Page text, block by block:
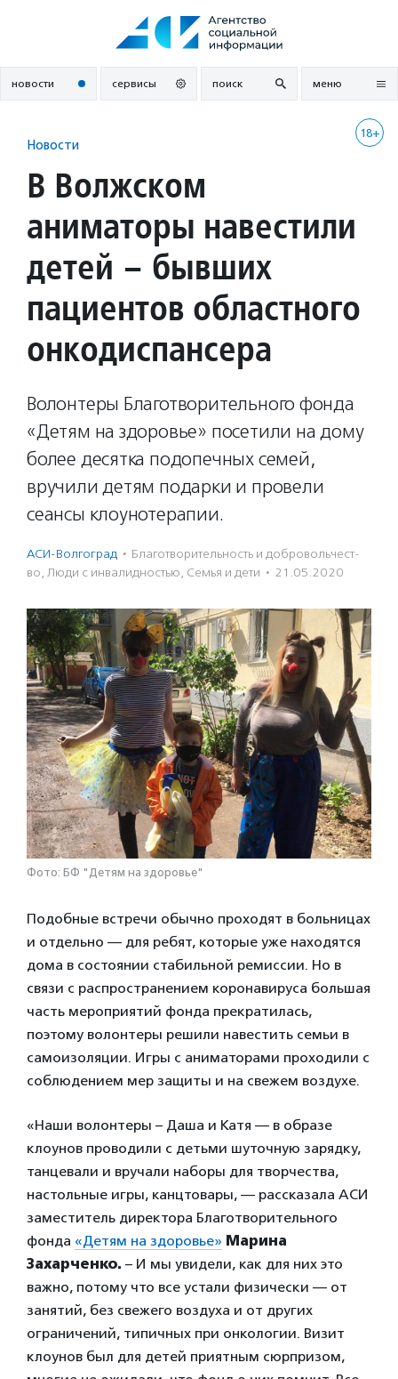
новости сервисы поиск меню
18+
Новости
В Волжском
аниматоры навестили
детей – бывших
пациентов областного
онкодиспансера
Волонтеры Благотворительного фонда
«Детям на здоровье» посетили на дому
более десятка подопечных семей,
вручили детям подарки и провели
сеансы клоунотерапии.
АСИ-Волгоград · Благотвори­тель­ность и доброволь­чест­
во, Люди с инвалидностью, Семья и дети · 21.05.2020
Фото: БФ "Детям на здоровье"
Подобные встречи обычно проходят в больницах
и отдельно — для ребят, которые уже находятся
дома в состоянии стабильной ремиссии. Но в
связи с распространением коронавируса большая
часть мероприятий фонда прекратилась,
поэтому волонтеры решили навестить семьи в
самоизоляции. Игры с аниматорами проходили с
соблюдением мер защиты и на свежем воздухе.
«Наши волонтеры – Даша и Катя — в образе
клоунов проводили с детьми шуточную зарядку,
танцевали и вручали наборы для творчества,
настольные игры, канцтовары, — рассказала АСИ
заместитель директора Благотворительного
фонда «Детям на здоровье» Марина
Захарченко. – И мы увидели, как для них это
важно, потому что все устали физически — от
занятий, без свежего воздуха и от других
ограничений, типичных при онкологии. Визит
клоунов был для детей приятным сюрпризом,